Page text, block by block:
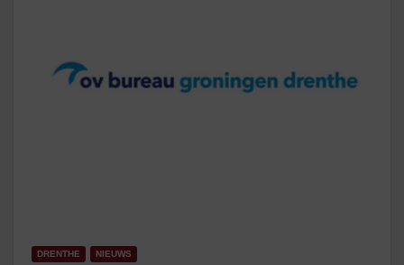
DRENTHE NIEUWS